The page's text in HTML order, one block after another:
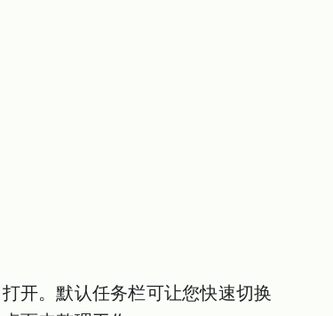
开。默认任务栏可让您快速切换